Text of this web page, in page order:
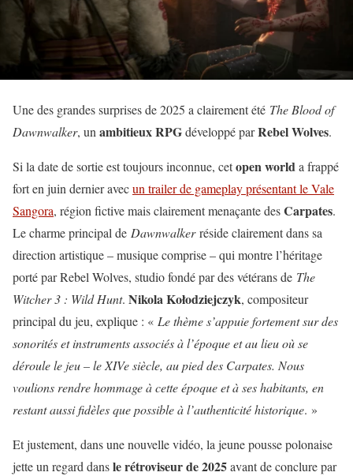
Une des grandes surprises de 2025 a clairement été The Blood of
Dawnwalker, un ambitieux RPGdéveloppé parRebel Wolves.
Si la date de sortie est toujours inconnue, cetopen worlda frappé
fort en juin dernier avecun trailer de gameplay présentant le Vale
Sangora, région fictive mais clairement menaçante desCarpates.
Le charme principal de Dawnwalkerréside clairement dans sa
direction artistique – musique comprise – qui montre l’héritage
porté par Rebel Wolves, studio fondé par des vétérans de The
Witcher 3 : Wild Hunt. Nikola Kołodziejczyk, compositeur
principal du jeu, explique : « Le thème s’appuie fortement sur des
sonorités et instruments associés à l’époque et au lieu où se
déroule le jeu – le XIVe siècle, au pied des Carpates. Nous
voulions rendre hommage à cette époque et à ses habitants, en
restant aussi fidèles que possible à l’authenticité historique. »
Et justement, dans une nouvelle vidéo, la jeune pousse polonaise
jette un regard dansle rétroviseur de 2025avant de conclure par